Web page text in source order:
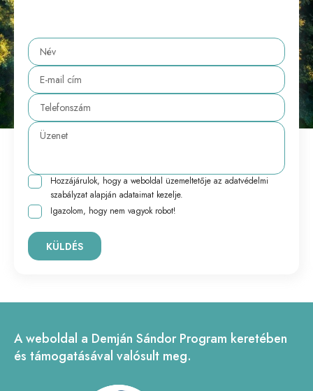
Hozzájárulok, hogy a weboldal üzemeltetője az adatvédelmi
szabályzat alapján adataimat kezelje.
Igazolom, hogy nem vagyok robot!
KÜLDÉS
A weboldal a Demján Sándor Program keretében
és támogatásával valósult meg.